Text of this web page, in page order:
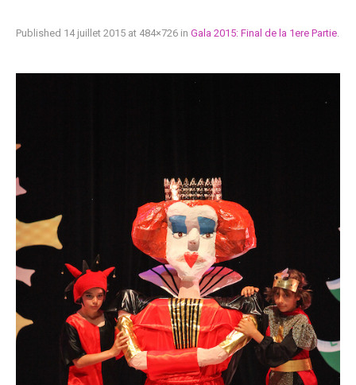
Published 14 juillet 2015 at 484×726 in Gala 2015: Final de la 1ere Partie.